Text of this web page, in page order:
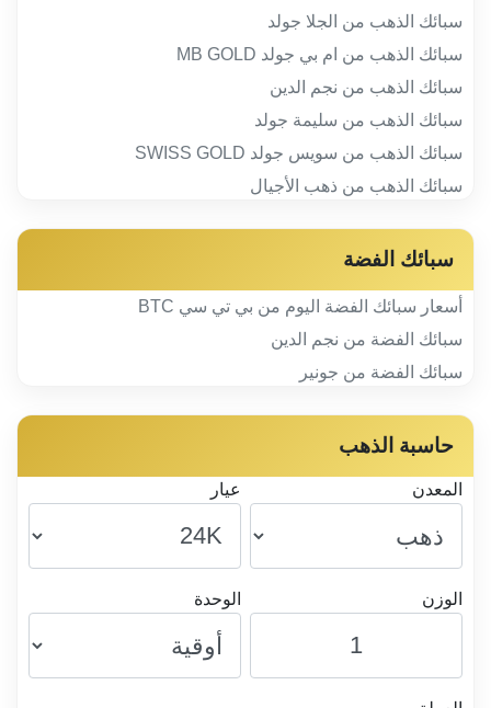
سبائك الذهب من الجلا جولد
سبائك الذهب من ام بي جولد MB GOLD
سبائك الذهب من نجم الدين
سبائك الذهب من سليمة جولد
سبائك الذهب من سويس جولد SWISS GOLD
سبائك الذهب من ذهب الأجيال
سبائك الفضة
أسعار سبائك الفضة اليوم من بي تي سي BTC
سبائك الفضة من نجم الدين
سبائك الفضة من جونير
حاسبة الذهب
المعدن عيار
الوزن الوحدة